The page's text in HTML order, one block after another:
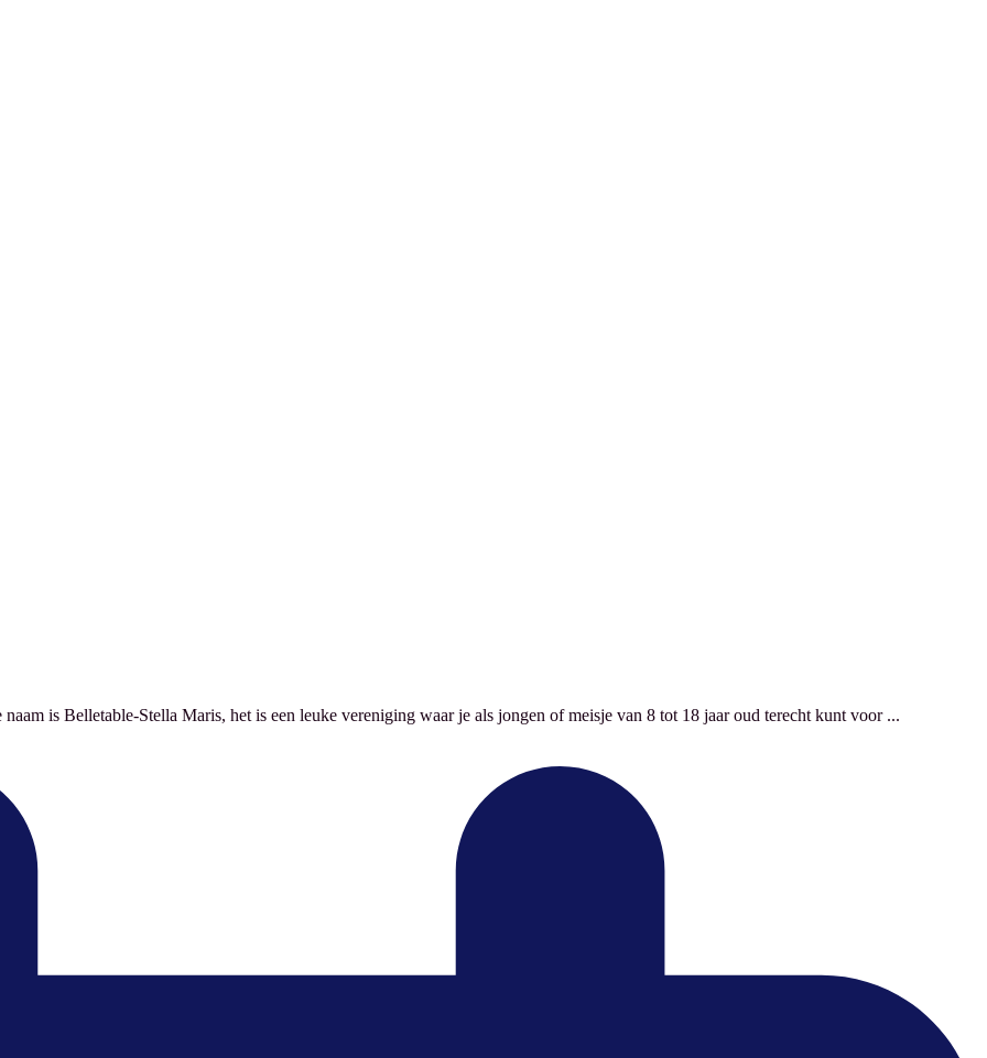
is Belletable-Stella Maris, het is een leuke vereniging waar je als jongen of meisje van 8 tot 18 jaar oud terecht kunt voor ...